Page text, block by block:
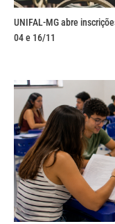
UNIFAL-MG abre
04 e 16/11